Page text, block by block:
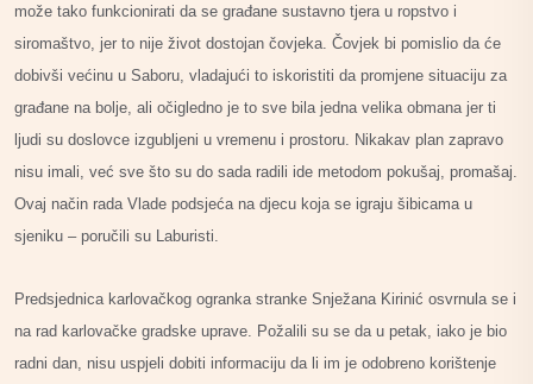
može tako funkcionirati da se građane sustavno tjera u ropstvo i
siromaštvo, jer to nije život dostojan čovjeka. Čovjek bi pomislio da će
dobivši većinu u Saboru, vladajući to iskoristiti da promjene situaciju za
građane na bolje, ali očigledno je to sve bila jedna velika obmana jer ti
ljudi su doslovce izgubljeni u vremenu i prostoru. Nikakav plan zapravo
nisu imali, već sve što su do sada radili ide metodom pokušaj, promašaj.
Ovaj način rada Vlade podsjeća na djecu koja se igraju šibicama u
sjeniku – poručili su Laburisti.
Predsjednica karlovačkog ogranka stranke Snježana Kirinić osvrnula se i
na rad karlovačke gradske uprave. Požalili su se da u petak, iako je bio
radni dan, nisu uspjeli dobiti informaciju da li im je odobreno korištenje